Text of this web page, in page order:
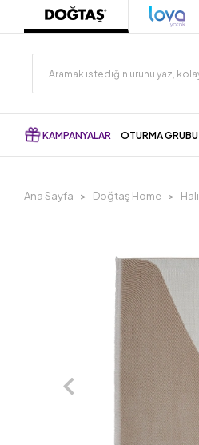
KAMPANYALAR OTURMA GRUBU
Ana Sayfa Doğtaş Home Halı